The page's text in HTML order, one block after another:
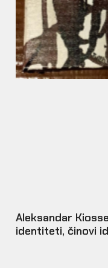
Aleksandar
identiteti, činovi